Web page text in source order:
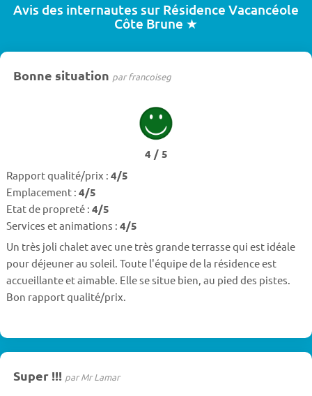
Avis des internautes sur Résidence Vacancéole
Côte Brune ★
Bonne situation par francoiseg
4 / 5
Rapport qualité/prix : 4/5
Emplacement : 4/5
Etat de propreté : 4/5
Services et animations : 4/5
Un très joli chalet avec une très grande terrasse qui est idéale
pour déjeuner au soleil. Toute l'équipe de la résidence est
accueillante et aimable. Elle se situe bien, au pied des pistes.
Bon rapport qualité/prix.
Super !!! par Mr Lamar